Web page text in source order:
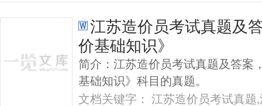
江苏造价员考试真题
价基础知识》
简介：江苏造价员考试真题及答案
基础知识》科目的真题。
文档关键字： 江苏造价员考试真题